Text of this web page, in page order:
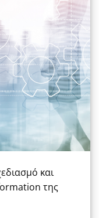
και
της